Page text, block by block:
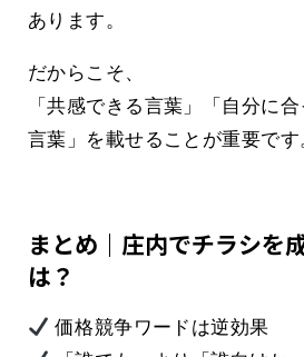
あります。
だからこそ、
「共感できる言葉」「自分に
言葉」を載せることが重要です
まとめ｜庄内でチラシを
は？
価格競争ワードは逆効果